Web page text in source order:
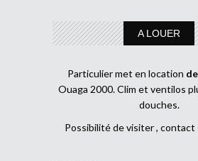
A LOUER
Particulier met en location
Ouaga 2000. Clim et ventilos
douches.
Possibilité de visiter , contact